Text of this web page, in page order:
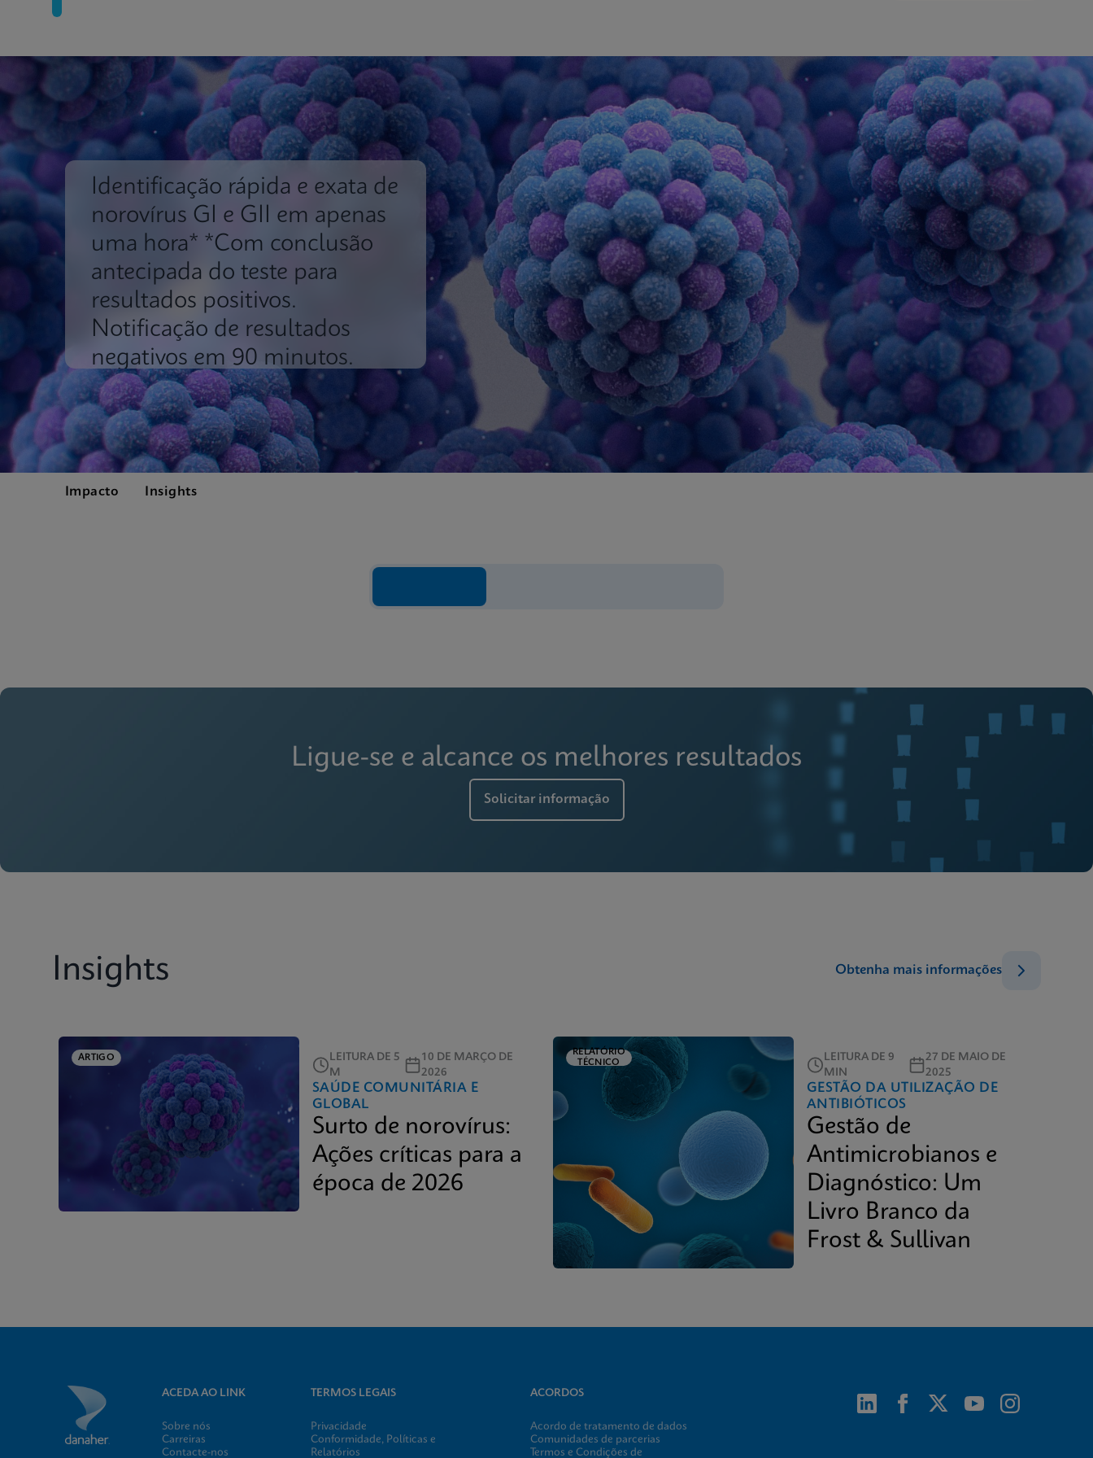
Identificação rápida e exata de
norovírus GI e GII em apenas
uma hora* *Com conclusão
antecipada do teste para
resultados positivos.
Notificação de resultados
negativos em 90 minutos.
Impacto Insights
Ligue-se e alcance os melhores resultados
Solicitar informação
Insights Obtenha mais informações
ARTIGO
LEITURA DE 5
M
10 DE MARÇO DE
2026
SAÚDE COMUNITÁRIA E
GLOBAL
Surto de norovírus:
Ações críticas para a
época de 2026
RELATÓRIO
TÉCNICO
LEITURA DE 9
MIN
27 DE MAIO DE
2025
GESTÃO DA UTILIZAÇÃO DE
ANTIBIÓTICOS
Gestão de
Antimicrobianos e
Diagnóstico: Um
Livro Branco da
Frost & Sullivan
ACEDA AO LINK
Sobre nós
Carreiras
Contacte-nos
TERMOS LEGAIS
Privacidade
Conformidade, Políticas e
Relatórios
ACORDOS
Acordo de tratamento de dados
Comunidades de parcerias
Termos e Condições de